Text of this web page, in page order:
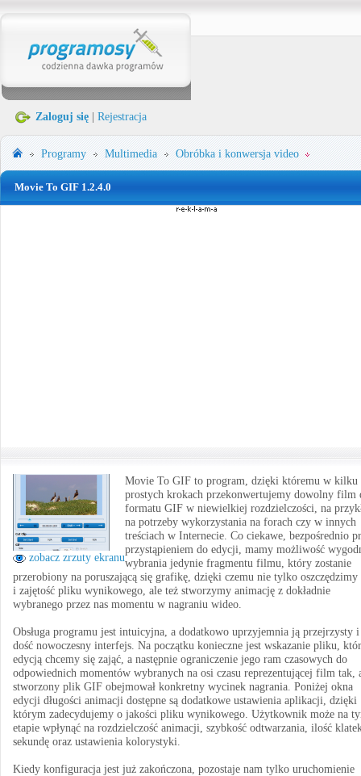
Zaloguj się Rejestracja
Programy Multimedia Obróbka i konwersja video
Movie To GIF 1.2.4.0
zobacz zrzuty ekranu
Movie To GIF to program, dzięki któremu w kilku
prostych krokach przekonwertujemy dowolny film
formatu GIF w niewielkiej rozdzielczości, na
na potrzeby wykorzystania na forach czy w innych
treściach w Internecie. Co ciekawe, bezpośrednio
przystąpieniem do edycji, mamy możliwość
wybrania jedynie fragmentu filmu, który zostanie
przerobiony na poruszającą się grafikę, dzięki czemu nie tylko oszczędzimy
i zajętość pliku wynikowego, ale też stworzymy animację z dokładnie
wybranego przez nas momentu w nagraniu wideo.
Obsługa programu jest intuicyjna, a dodatkowo uprzyjemnia ją przejrzysty i
dość nowoczesny interfejs. Na początku konieczne jest wskazanie pliku,
edycją chcemy się zająć, a następnie ograniczenie jego ram czasowych do
odpowiednich momentów wybranych na osi czasu reprezentującej film tak,
stworzony plik GIF obejmował konkretny wycinek nagrania. Poniżej okna
edycji długości animacji dostępne są dodatkowe ustawienia aplikacji, dzięki
którym zadecydujemy o jakości pliku wynikowego. Użytkownik może na
etapie wpłynąć na rozdzielczość animacji, szybkość odtwarzania, ilość
sekundę oraz ustawienia kolorystyki.
Kiedy konfiguracja jest już zakończona, pozostaje nam tylko uruchomienie